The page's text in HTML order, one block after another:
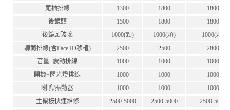
尾插排線
1300 1800
1800
後鏡頭
1500 1800
1800
後鏡頭玻璃
1000(顆) 1000(顆)
1000(顆)
聽筒排線(含Face ID移植)
2500 2500
2800
音量+震動排線
1000 1000
1000
開機+閃光燈排線
1000 1000
1000
喇叭/振動器
1000 1000
1000
主機板快速維修
2500-5000 2500-5000
2500-5000